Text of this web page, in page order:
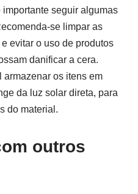
seguir algumas
se limpar as
evitar o uso de produtos
danificar a cera.
os itens em
da luz solar direta, para
do material.
outros